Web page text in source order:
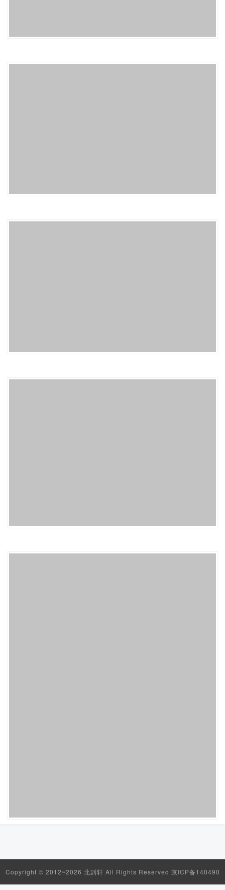
Copyright © 2012~2026 北剅轩 All Rights Reserved 京ICP备140490
89号